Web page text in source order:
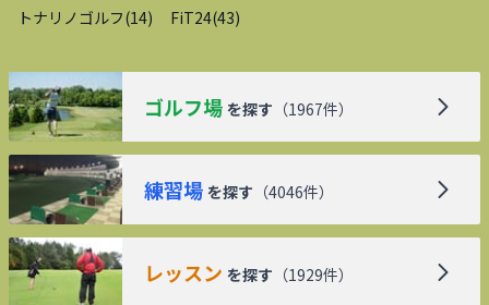
トナリノゴルフ(14) FiT24(43)
ゴルフ場 を探す （1967件）
練習場 を探す （4046件）
レッスン を探す （1929件）